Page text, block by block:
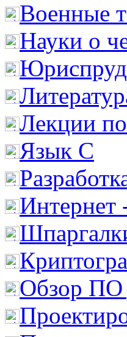
Военные
Науки о
Лекции
Язык С
Интернет
Обзор